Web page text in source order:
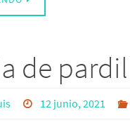
de
12 junio, 2021